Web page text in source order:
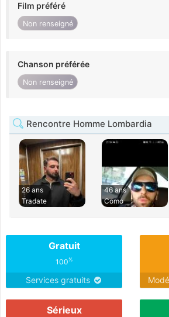
Film préféré
Non renseigné
Chanson préférée
Non renseigné
Rencontre Homme Lombardia
26 ans
Tradate
46 ans
Como
Gratuit
100%
Services gratuits
Sérieux